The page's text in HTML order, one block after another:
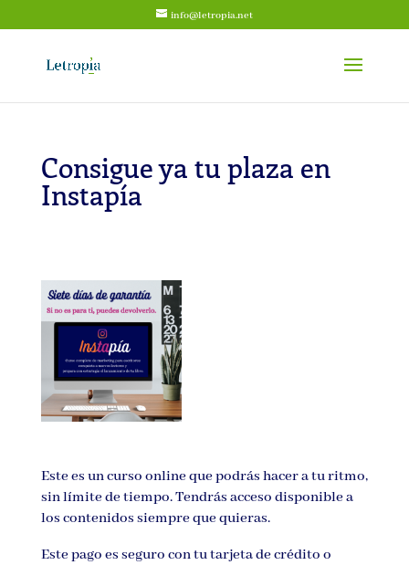
info@letropia.net
Consigue ya tu plaza en
Instapía
Este es un curso online que podrás hacer a tu ritmo,
sin límite de tiempo. Tendrás acceso disponible a
los contenidos siempre que quieras.
Este pago es seguro con tu tarjeta de crédito o